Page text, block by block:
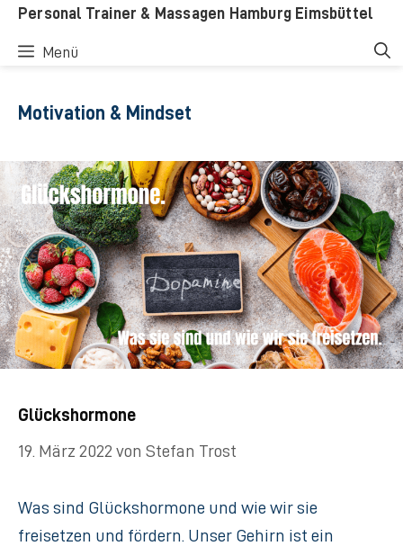
Zum
Inhalt
Personal Trainer & Massagen Hamburg Eimsbüttel
Menü
Motivation & Mindset
Glückshormone
19. März 2022 von Stefan Trost
Was sind Glückshormone und wie wir sie
freisetzen und fördern.​ Unser Gehirn ist ein